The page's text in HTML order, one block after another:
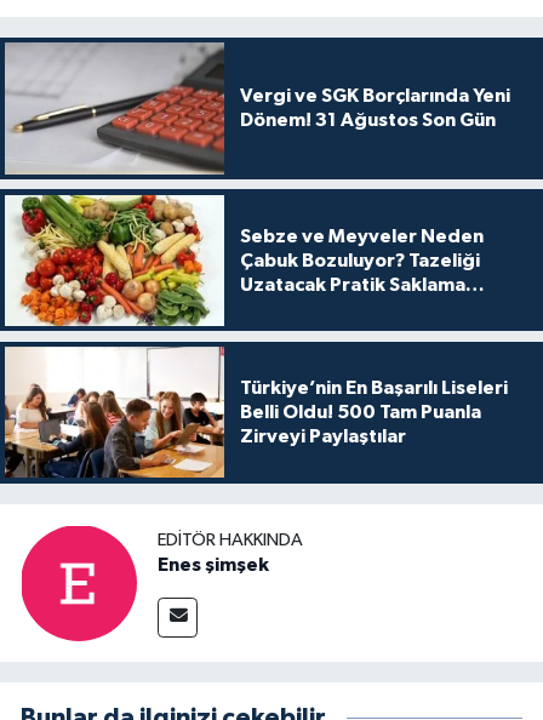
Vergi ve SGK Borçlarında Yeni
Dönem! 31 Ağustos Son Gün
Sebze ve Meyveler Neden
Çabuk Bozuluyor? Tazeliği
Uzatacak Pratik Saklama
Türkiye’nin En Başarılı Liseleri
Belli Oldu! 500 Tam Puanla
Zirveyi Paylaştılar
EDITÖR HAKKINDA
Enes şimşek